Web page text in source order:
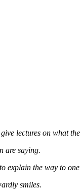
lectures on what
are saying.
explain the way to one
smiles.